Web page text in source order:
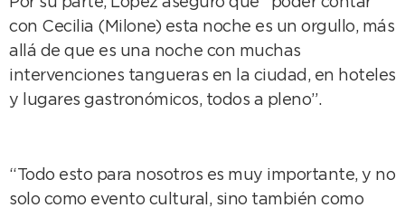
con Cecilia (Milone) esta noche es un orgullo, más
allá de que es una noche con muchas
intervenciones tangueras en la ciudad, en hoteles
y lugares gastronómicos, todos a pleno”.
“Todo esto para nosotros es muy importante, y no
solo como evento cultural, sino también como